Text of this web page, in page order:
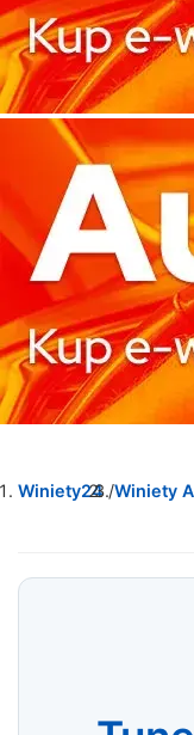
Winiety24 /Winiety